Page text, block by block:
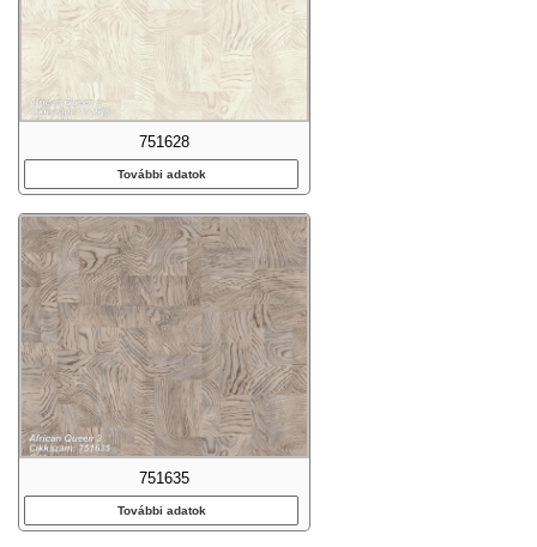
751628
További adatok
751635
További adatok